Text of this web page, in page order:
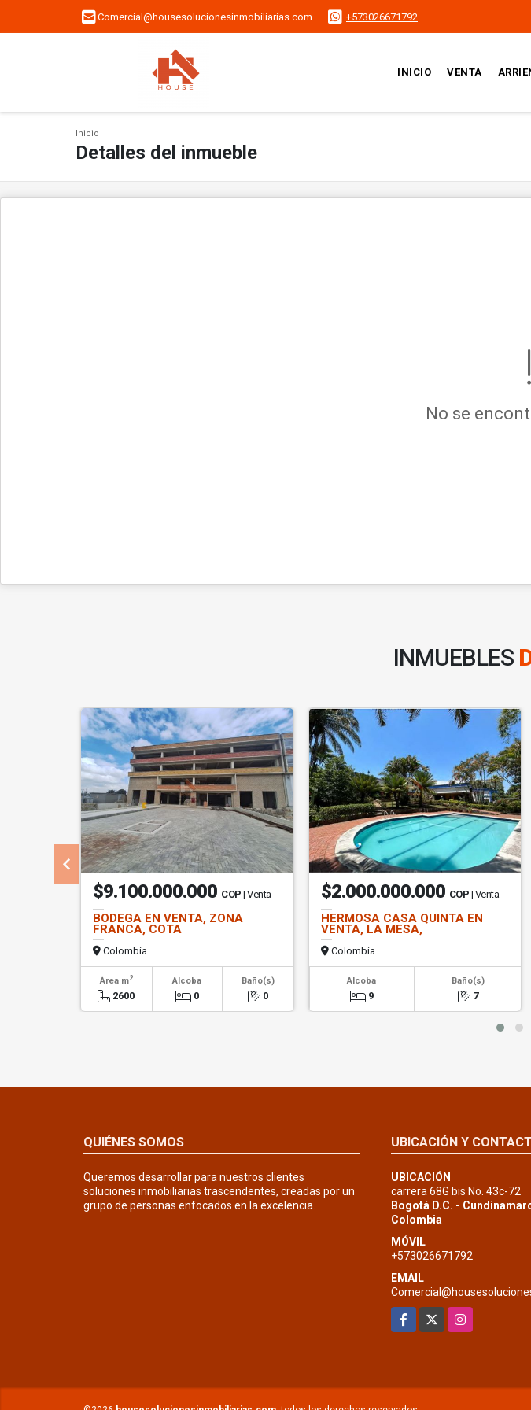
Comercial@housesolucionesinmobiliarias.com +573026671792
INICIO VENTA
Inicio
Detalles del inmueble
No se
INMUEBLES
$9.100.000.000 COP | Venta
BODEGA EN VENTA, ZONA
FRANCA, COTA
Colombia
Área m2
2600
Alcoba
0
Baño(s)
0
$2.000.000.000 COP | Venta
HERMOSA CASA QUINTA EN
VENTA, LA MESA,
CUNDINAMARCA
Colombia
Alcoba
9
Baño(s)
7
QUIÉNES SOMOS
Queremos desarrollar para nuestros clientes
soluciones inmobiliarias trascendentes, creadas por un
grupo de personas enfocados en la excelencia.
UBICACIÓN Y
UBICACIÓN
carrera 68G bis No. 43c-72
Bogotá D.C. -
Colombia
MÓVIL
+573026671792
EMAIL
Facebook
Instagram